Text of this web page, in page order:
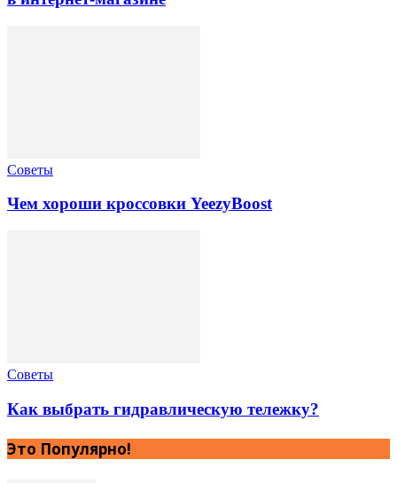
Советы
Чем хороши кроссовки YeezyBoost
Советы
Как выбрать гидравлическую тележку?
Это Популярно!